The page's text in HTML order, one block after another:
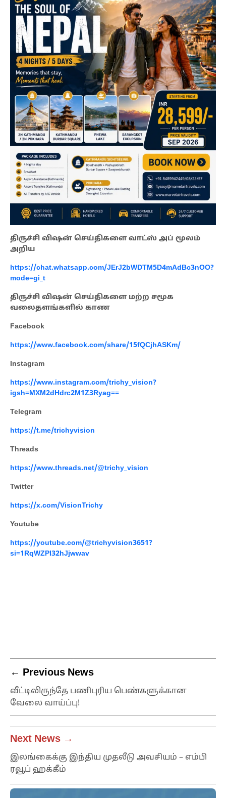
திருச்சி விஷன் செய்திகளை வாட்ஸ் அப் மூலம்
அறிய
https://chat.whatsapp.com/JErJ2bWDTM5D4mAdBc3nOO?
mode=gi_t
திருச்சி விஷன் செய்திகளை மற்ற சமூக
வலைதளங்களில் காண
Facebook
https://www.facebook.com/share/15fQCjhASKm/
Instagram
https://www.instagram.com/trichy_vision?
igsh=MXM2dHdrc2M1Z3Ryag==
Telegram
https://t.me/trichyvision
Threads
https://www.threads.net/@trichy_vision
Twitter
https://x.com/VisionTrichy
Youtube
https://youtube.com/@trichyvision3651?
si=1RqWZPI32hJjwwav
← Previous News
வீட்டிலிருந்தே பணிபுரிய பெண்களுக்கான
வேலை வாய்ப்பு!
Next News →
இலங்கைக்கு இந்திய முதலீடு அவசியம் – எம்பி
ரவூப் ஹக்கீம்